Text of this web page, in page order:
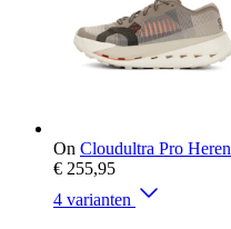
On Cloudultra Pro Heren
€ 255,95
4 varianten